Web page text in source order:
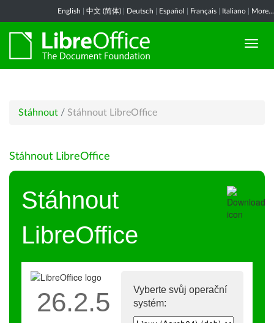
English 中文 (简体) Deutsch Español Français Italiano More...
Stáhnout / Stáhnout LibreOffice
Stáhnout LibreOffice
Stáhnout
LibreOffice
Vyberte svůj operační
systém:
26.2.5